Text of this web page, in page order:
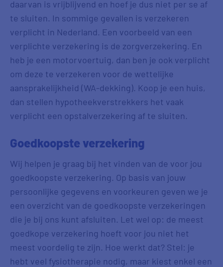
daarvan is vrijblijvend en hoef je dus niet per se af
te sluiten. In sommige gevallen is verzekeren
verplicht in Nederland. Een voorbeeld van een
verplichte verzekering is de zorgverzekering. En
heb je een motorvoertuig, dan ben je ook verplicht
om deze te verzekeren voor de wettelijke
aansprakelijkheid (WA-dekking). Koop je een huis,
dan stellen hypotheekverstrekkers het vaak
verplicht een opstalverzekering af te sluiten.
Goedkoopste verzekering
Wij helpen je graag bij het vinden van de voor jou
goedkoopste verzekering. Op basis van jouw
persoonlijke gegevens en voorkeuren geven we je
een overzicht van de goedkoopste verzekeringen
die je bij ons kunt afsluiten. Let wel op: de meest
goedkope verzekering hoeft voor jou niet het
meest voordelig te zijn. Hoe werkt dat? Stel: je
hebt veel fysiotherapie nodig, maar kiest enkel een